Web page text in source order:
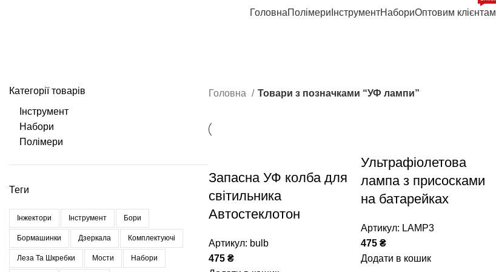
ГоловнаПолімери ІнструментНабориОптовим клієнтам
Категорії товарів
Інструмент
Набори
Полімери
Теги
Інжектори Інструмент Бори
Бормашинки Дзеркала Комплектуючі
Леза Та Шкребки Мости Набори
Головна Товари з позначками “УФ лампи”
Запасна УФ колба для
світильника
Автостеклотон
Артикул: bulb
475 ₴
Ультрафіолетова
лампа з присосками
на батарейках
Артикул: LAMP3
475 ₴
Додати в кошик